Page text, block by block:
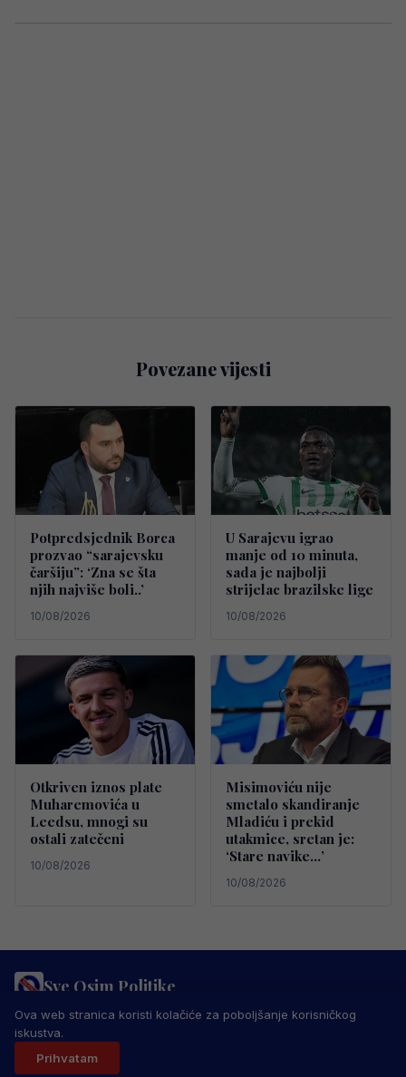
Povezane vijesti
Potpredsjednik Borca
prozvao “sarajevsku
čaršiju”: ‘Zna se šta
njih najviše boli..’
10/08/2026
U Sarajevu igrao
manje od 10 minuta,
sada je najbolji
strijelac brazilske lige
10/08/2026
Otkriven iznos plate
Muharemovića u
Leedsu, mnogi su
ostali zatečeni
10/08/2026
Misimoviću nije
smetalo skandiranje
Mladiću i prekid
utakmice, sretan je:
‘Stare navike…’
10/08/2026
Sve Osim Politike
PRAVILA PRIVATNOSTI MARKETING
USLOVI KORIŠTENJA
IMPRESSUM
© 2026 Sve Osim Politike. Sva prava zadržana.
Ova web stranica koristi kolačiće za poboljšanje korisničkog
iskustva.
Prihvatam